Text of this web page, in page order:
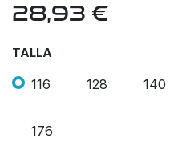
28,93 €
TALLA
116 128 140
176